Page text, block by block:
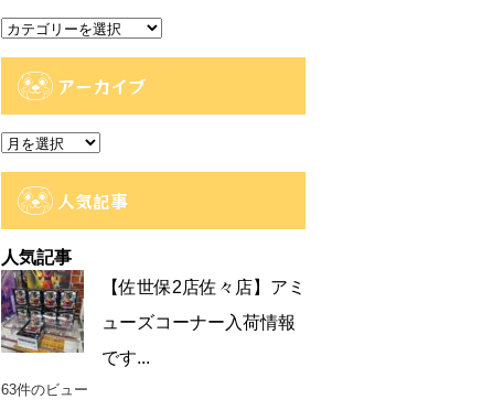
カ
アーカイブ
ア
人気記事
人気記事
【佐世保2店佐々店】アミ
ューズコーナー入荷情報
です...
63件のビュー